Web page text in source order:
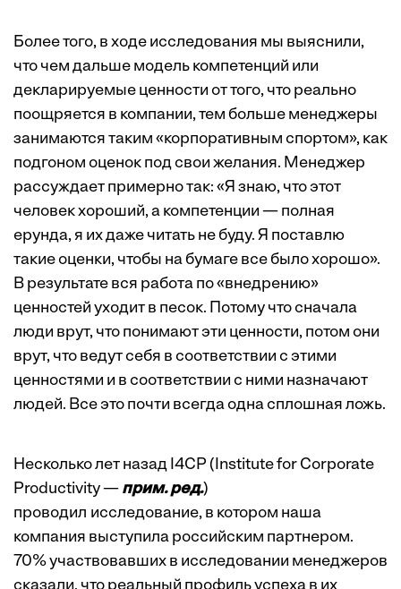
Более того, в ходе исследования мы выяснили,
что чем дальше модель компетенций или
декларируемые ценности от того, что реально
поощряется в компании, тем больше менеджеры
занимаются таким «корпоративным спортом», как
подгоном оценок под свои желания. Менеджер
рассуждает примерно так: «Я знаю, что этот
человек хороший, а компетенции — полная
ерунда, я их даже читать не буду. Я поставлю
такие оценки, чтобы на бумаге все было хорошо».
В результате вся работа по «внедрению»
ценностей уходит в песок. Потому что сначала
люди врут, что понимают эти ценности, потом они
врут, что ведут себя в соответствии с этими
ценностями и в соответствии с ними назначают
людей. Все это почти всегда одна сплошная ложь.
Несколько лет назад I4CP (Institute for Corporate
Productivity — прим. ред.)
проводил исследование, в котором наша
компания выступила российским партнером.
70% участвовавших в исследовании менеджеров
сказали, что реальный профиль успеха в их